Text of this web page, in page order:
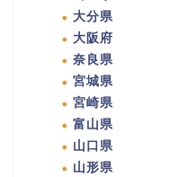
大分県
大阪府
奈良県
宮城県
宮崎県
富山県
山口県
山形県